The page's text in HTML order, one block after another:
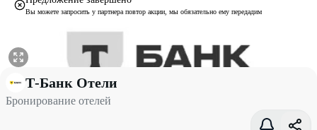
Вы можете запросить у партнера повтор акции, мы обязательно ему передадим
Бронирование отелей со скидкой 80% - Т-Банк Отели в Москве
Т-Банк Отели
Бронирование отелей